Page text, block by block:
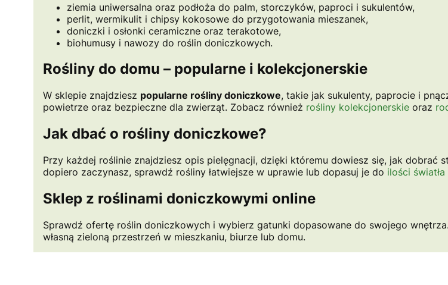
ziemia uniwersalna oraz podłoża do palm, storczyków, paproci i sukulentów,
perlit, wermikulit i chipsy kokosowe do przygotowania mieszanek,
doniczki i osłonki ceramiczne oraz terakotowe,
biohumusy i nawozy do roślin doniczkowych.
Rośliny do domu – popularne i kolekcjonerskie
W sklepie znajdziesz popularne rośliny doniczkowe, takie jak sukulenty, paprocie i
powietrze oraz bezpieczne dla zwierząt. Zobacz również rośliny kolekcjonerskie oraz
Jak dbać o rośliny doniczkowe?
Przy każdej roślinie znajdziesz opis pielęgnacji, dzięki któremu dowiesz się, jak dobrać
dopiero zaczynasz, sprawdź rośliny łatwiejsze w uprawie lub dopasuj je do ilości
Sklep z roślinami doniczkowymi online
Sprawdź ofertę roślin doniczkowych i wybierz gatunki dopasowane do swojego
własną zieloną przestrzeń w mieszkaniu, biurze lub domu.